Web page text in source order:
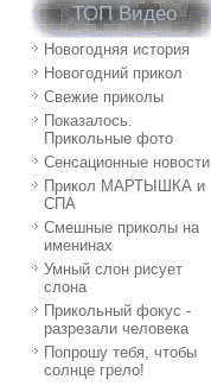
ТОП Видео
Новогодняя история
Новогодний прикол
Свежие приколы
Показалось.
Прикольные фото
Сенсационные новости
Прикол МАРТЫШКА и
СПА
Смешные приколы на
именинах
Умный слон рисует
слона
Прикольный фокус -
разрезали человека
Попрошу тебя, чтобы
солнце грело!